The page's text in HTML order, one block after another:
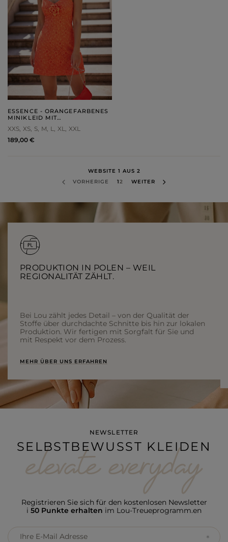
ESSENCE - ORANGEFARBENES
MINIKLEID MIT
ABNEHMBARER ROSE UND
VERSTELLBAREN TRÄGERN
XXS XS S M L XL XXL
189,00 €
WEBSITE 1 AUS 2
VORHERIGE
12 WEITER
PRODUKTION IN POLEN – WEIL
REGIONALITÄT ZÄHLT.
Bei Lou zählt jedes Detail – von der Qualität der
Stoffe über durchdachte Schnitte bis hin zur lokalen
Produktion. Wir fertigen mit Sorgfalt für Sie und
mit Respekt vor dem Prozess.
MEHR ÜBER UNS ERFAHREN
NEWSLETTER
SELBSTBEWUSST KLEIDEN
Registrieren Sie sich für den kostenlosen Newsletter
i 50 Punkte erhalten im Lou-Treueprogramm.en
Ihre E-Mail Adresse